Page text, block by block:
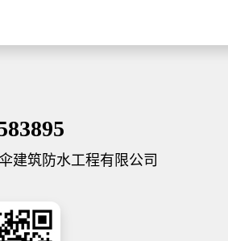
建筑防水工程有限公司